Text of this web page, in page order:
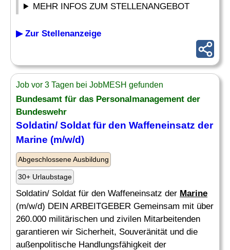
MEHR INFOS ZUM STELLENANGEBOT
▶ Zur Stellenanzeige
Job vor 3 Tagen bei JobMESH gefunden
Bundesamt für das Personalmanagement der
Bundeswehr
Soldatin/ Soldat für den Waffeneinsatz der
Marine (m/w/d)
Abgeschlossene Ausbildung
30+ Urlaubstage
Soldatin/ Soldat für den Waffeneinsatz der Marine
(m/w/d) DEIN ARBEITGEBER Gemeinsam mit über
260.000 militärischen und zivilen Mitarbeitenden
garantieren wir Sicherheit, Souveränität und die
außenpolitische Handlungsfähigkeit der